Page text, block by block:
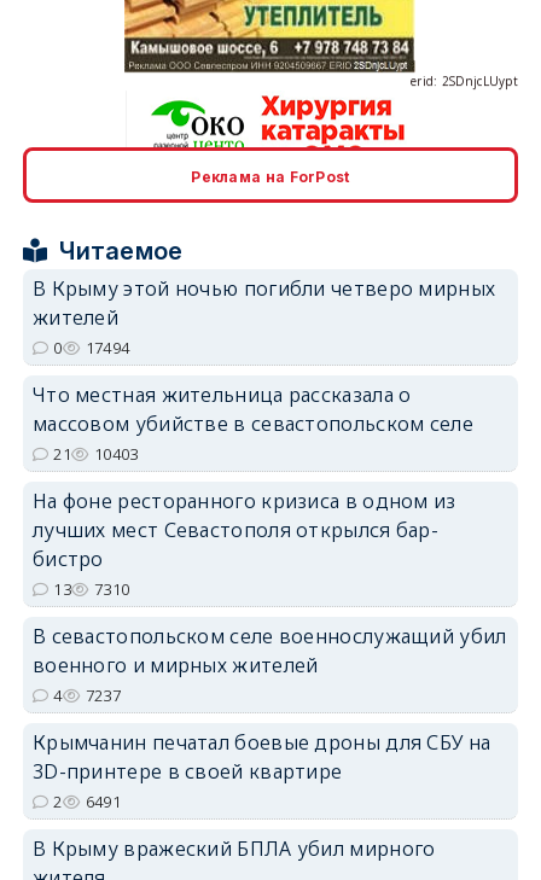
erid: 2SDnjdvhGXG
Реклама на ForPost
Читаемое
В Крыму этой ночью погибли четверо мирных
жителей
0 17494
Что местная жительница рассказала о
массовом убийстве в севастопольском селе
21 10403
На фоне ресторанного кризиса в одном из
лучших мест Севастополя открылся бар-
бистро
13 7310
В севастопольском селе военнослужащий убил
военного и мирных жителей
4 7237
Крымчанин печатал боевые дроны для СБУ на
3D-принтере в своей квартире
2 6491
В Крыму вражеский БПЛА убил мирного